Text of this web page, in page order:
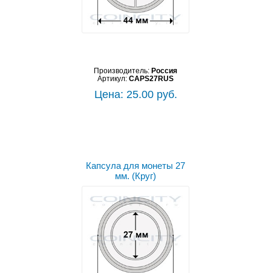
Производитель: Россия
Артикул: CAPS27RUS
Цена: 25.00 руб.
Капсула для монеты 27
мм. (Круг)